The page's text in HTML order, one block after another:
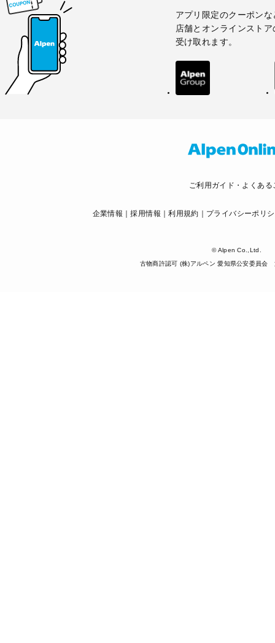
アプリ限定のクーポンな
店舗とオンラインスト
受け取れます。
ご利用ガイド・よくある
企業情報 採用情報 利用規約 プライバシーポリ
© Alpen Co.,Ltd.
古物商許認可 (株)アルペン 愛知県公安委員